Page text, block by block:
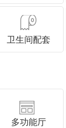
卫生间配套
多功能厅